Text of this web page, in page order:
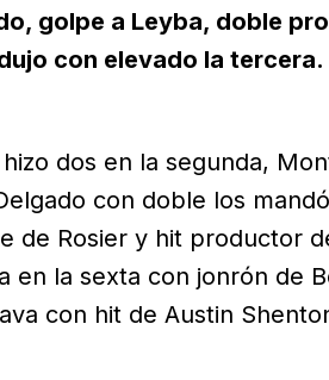
golpe a Leyba, doble
con elevado la tercera.
hizo dos en la segunda,
con doble los
de Rosier y hit productor
en la sexta con jonrón de
con hit de Austin